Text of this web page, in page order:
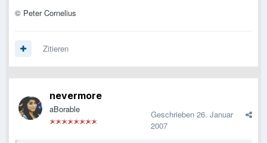
© Peter Cornelius
Zitieren
nevermore
aBorable Geschrieben 26. Januar
2007